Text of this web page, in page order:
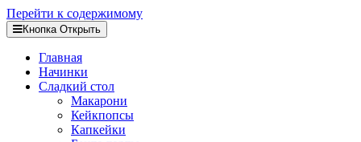
Перейти к содержимому
Кнопка Открыть
Главная
Начинки
Сладкий стол
Макарони
Кейкпопсы
Капкейки